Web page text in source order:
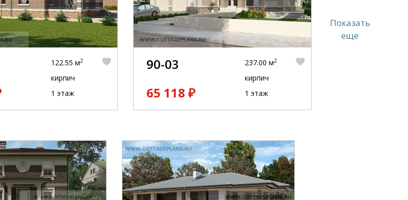
122.55 м2
кирпич
1 этаж
90-03
65 118 ₽
237.00 м2
кирпич
1 этаж
Показать
еще